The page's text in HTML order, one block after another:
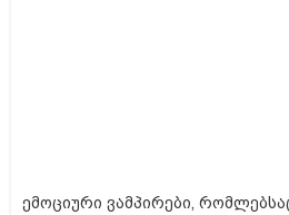
ემოციური ვამპირები,